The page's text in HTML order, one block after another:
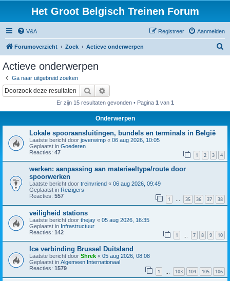
Het Groot Belgisch Treinen Forum
V&A Aanmelden
Registreer
Forumoverzicht Zoek Actieve onderwerpen
Actieve onderwerpen
Ga naar uitgebreid zoeken
Zoek
Er zijn 15 resultaten gevonden • Pagina 1 van 1
Onderwerpen
Lokale spooraansluitingen, bundels en terminals in België
Laatste bericht door joverwimp « 06 aug 2026, 10:05
Geplaatst in Goederen
Reacties: 47 1 2 3 4
werken: aanpassing aan materieeltype/route door
spoorwerken
Laatste bericht door treinvriend « 06 aug 2026, 09:49
Geplaatst in Reizigers
Reacties: 557 1 … 35 36 37 38
veiligheid stations
Laatste bericht door thejay « 05 aug 2026, 16:35
Geplaatst in Infrastructuur
Reacties: 142 1 7 8 9 10
Ice verbinding Brussel Duitsland
Laatste bericht door Shrek « 05 aug 2026, 08:08
Geplaatst in Algemeen Internationaal
Reacties: 1579 1 103 104 105 106